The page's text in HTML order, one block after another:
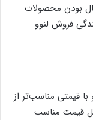
بودن محصولات
فروش لنوو
قیمتی مناسب‌تر از
قیمت مناسب